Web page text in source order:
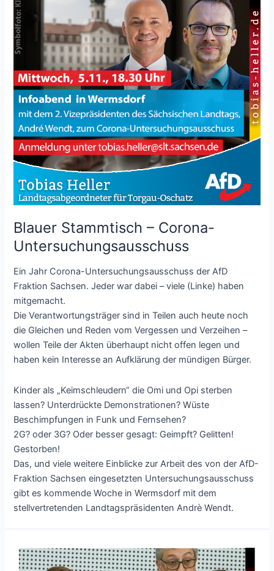
Blauer Stammtisch – Corona-
Untersuchungsausschuss
Ein Jahr Corona-Untersuchungsausschuss der AfD
Fraktion Sachsen. Jeder war dabei – viele (Linke) haben
mitgemacht.
Die Verantwortungsträger sind in Teilen auch heute noch
die Gleichen und Reden vom Vergessen und Verzeihen –
wollen Teile der Akten überhaupt nicht offen legen und
haben kein Interesse an Aufklärung der mündigen Bürger.
Kinder als „Keimschleudern“ die Omi und Opi sterben
lassen? Unterdrückte Demonstrationen? Wüste
Beschimpfungen in Funk und Fernsehen?
2G? oder 3G? Oder besser gesagt: Geimpft? Gelitten!
Gestorben!
Das, und viele weitere Einblicke zur Arbeit des von der AfD-
Fraktion Sachsen eingesetzten Untersuchungsausschuss
gibt es kommende Woche in Wermsdorf mit dem
stellvertretenden Landtagspräsidenten Andrè Wendt.